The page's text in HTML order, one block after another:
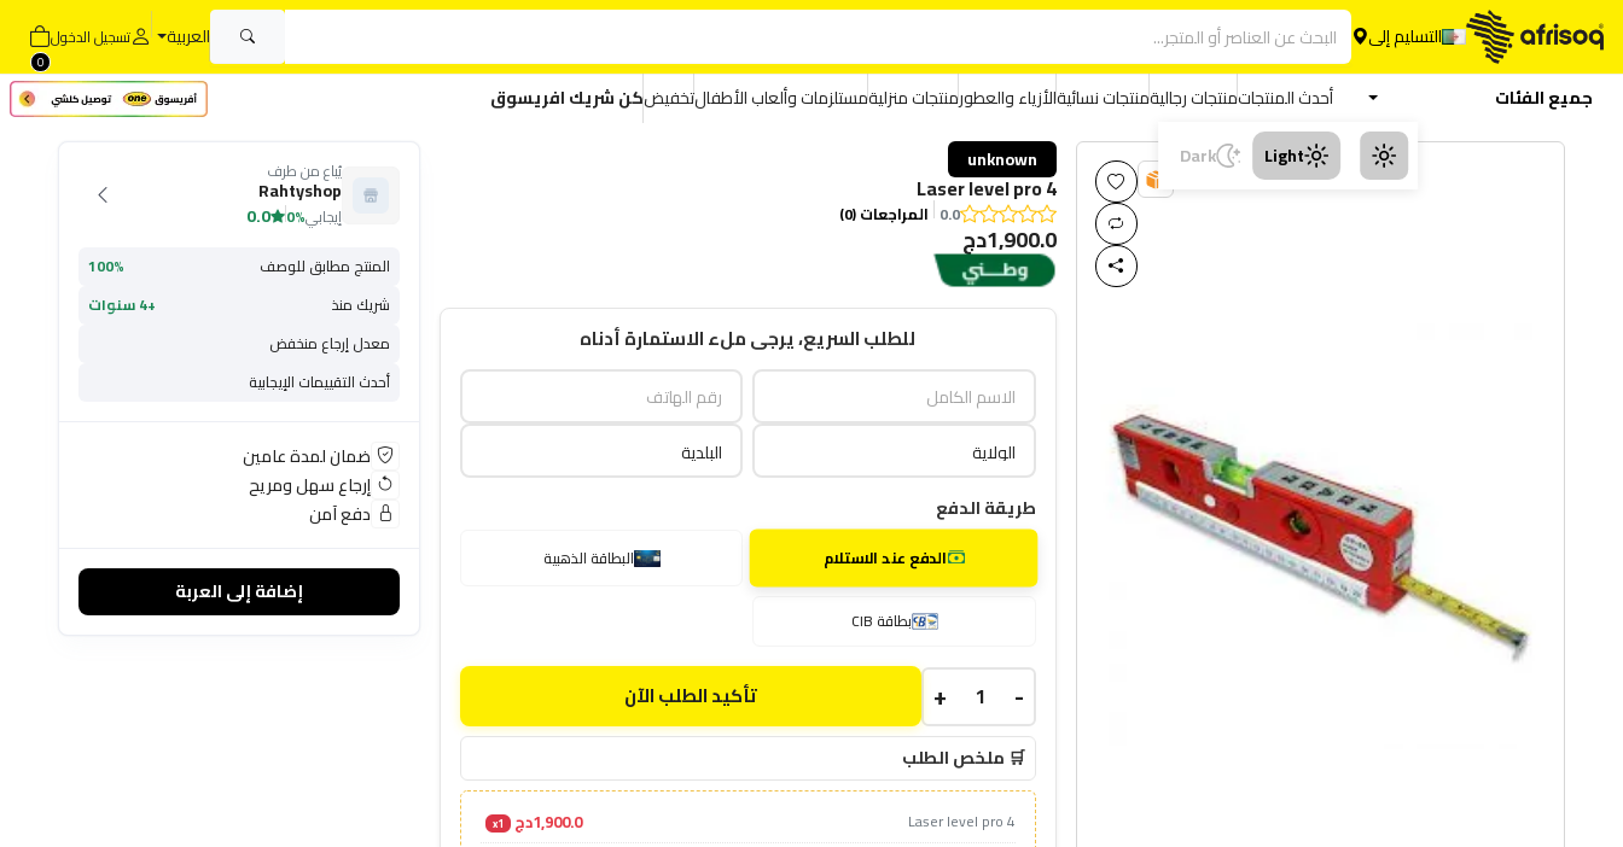
التسليم إلى العربية تسجيل الدخول
0
جميع الفئات أحدث المنتجاتمنتجات رجاليةمنتجات نسائيةالأزياء والعطورمنتجات منزليةمستلزمات وألعاب الأطفالتخفيضكن شريك افريسوق
Light
Dark
unknown
Laser level pro 4
0.0 المراجعات (0)
1,900.0دج
للطلب السريع، يرجى ملء الاستمارة أدناه
طريقة الدفع
الدفع عند الاستلام البطاقة الذهبية
بطاقة CIB
-
+ تأكيد الطلب الآن
🛒 ملخص الطلب
1,900.0دج x1
Laser level pro 4
يُباع من طرف
Rahtyshop
إيجابي0%
0.0
المنتج مطابق للوصف
100%
شريك منذ
+4 سنوات
معدل إرجاع منخفض
أحدث التقييمات الإيجابية
ضمان لمدة عامين
إرجاع سهل ومريح
دفع آمن
إضافة إلى العربة